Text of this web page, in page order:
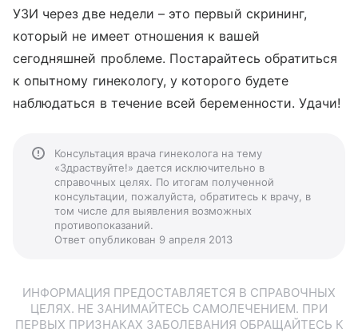
УЗИ через две недели – это первый скрининг,
который не имеет отношения к вашей
сегодняшней проблеме. Постарайтесь обратиться
к опытному гинекологу, у которого будете
наблюдаться в течение всей беременности. Удачи!
Консультация врача гинеколога на тему
«Здраствуйте!» дается исключительно в
справочных целях. По итогам полученной
консультации, пожалуйста, обратитесь к врачу, в
том числе для выявления возможных
противопоказаний.
Ответ опубликован 9 апреля 2013
ИНФОРМАЦИЯ ПРЕДОСТАВЛЯЕТСЯ В СПРАВОЧНЫХ
ЦЕЛЯХ. НЕ ЗАНИМАЙТЕСЬ САМОЛЕЧЕНИЕМ. ПРИ
ПЕРВЫХ ПРИЗНАКАХ ЗАБОЛЕВАНИЯ ОБРАЩАЙТЕСЬ К